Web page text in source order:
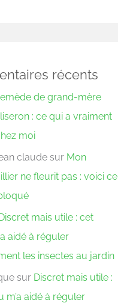
récents
de grand-mère
: ce qui a vraiment
moi
claude sur Mon
ne fleurit pas : voici ce
mais utile : cet
aidé à réguler
les insectes au jardin
sur Discret mais utile :
m’a aidé à réguler